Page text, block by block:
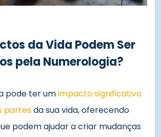
da Vida Podem Ser
pela Numerologia?
pode ter umimpacto significativo
partesda sua vida, oferecendo
podem ajudar a criar mudanças